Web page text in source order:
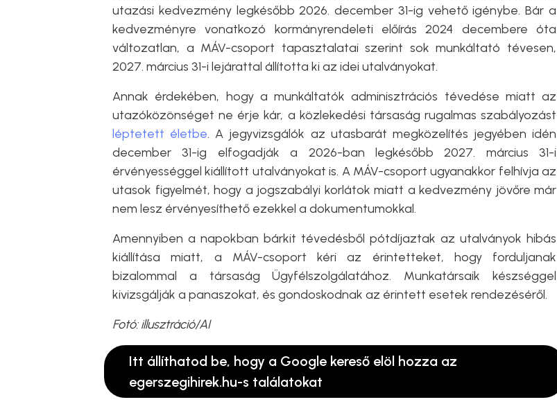
utazási kedvezmény legkésőbb 2026. december 31-ig vehető igénybe. Bár a
kedvezményre vonatkozó kormányrendeleti előírás 2024 decembere óta
változatlan, a MÁV-csoport tapasztalatai szerint sok munkáltató tévesen,
2027. március 31-i lejárattal állította ki az idei utalványokat.
Annak érdekében, hogy a munkáltatók adminisztrációs tévedése miatt az
utazóközönséget ne érje kár, a közlekedési társaság rugalmas szabályozást
léptetett életbe. A jegyvizsgálók az utasbarát megközelítés jegyében idén
december 31-ig elfogadják a 2026-ban legkésőbb 2027. március 31-i
érvényességgel kiállított utalványokat is. A MÁV-csoport ugyanakkor felhívja az
utasok figyelmét, hogy a jogszabályi korlátok miatt a kedvezmény jövőre már
nem lesz érvényesíthető ezekkel a dokumentumokkal.
Amennyiben a napokban bárkit tévedésből pótdíjaztak az utalványok hibás
kiállítása miatt, a MÁV-csoport kéri az érintetteket, hogy forduljanak
bizalommal a társaság Ügyfélszolgálatához. Munkatársaik készséggel
kivizsgálják a panaszokat, és gondoskodnak az érintett esetek rendezéséről.
Fotó: illusztráció/AI
Itt állíthatod be, hogy a Google kereső elöl hozza az
egerszegihirek.hu-s találatokat